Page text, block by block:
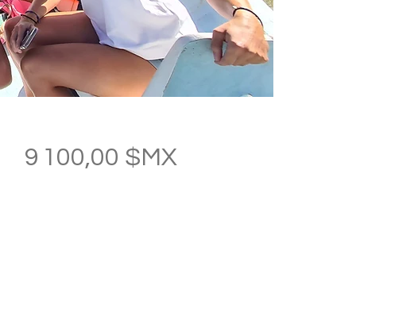
9 100,00 $MXPrix